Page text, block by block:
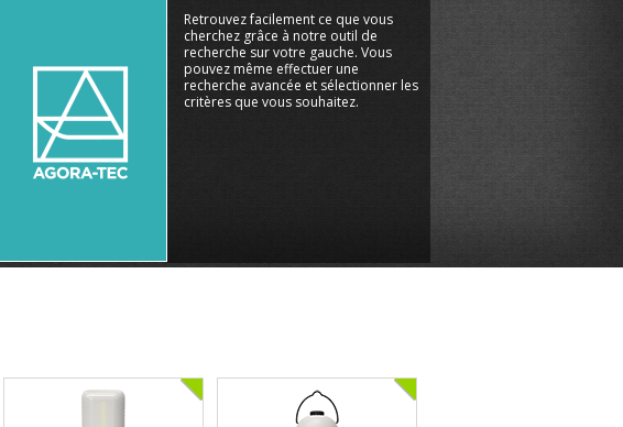
Retrouvez facilement ce que vous
cherchez grâce à notre outil de
recherche sur votre gauche. Vous
pouvez même effectuer une
recherche avancée et sélectionner les
critères que vous souhaitez.